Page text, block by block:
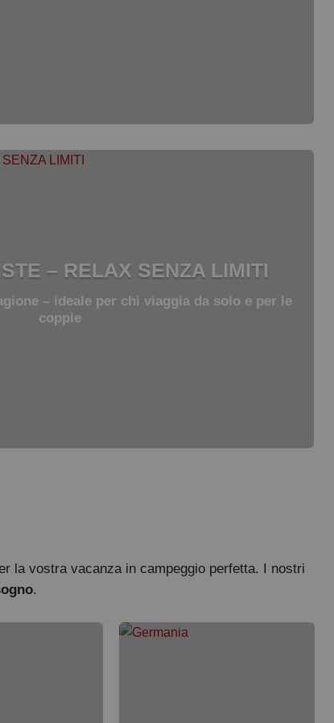
– RELAX SENZA LIMITI
– ideale per chi viaggia da solo e per le
coppie
la vostra vacanza in campeggio perfetta. I nostri
.